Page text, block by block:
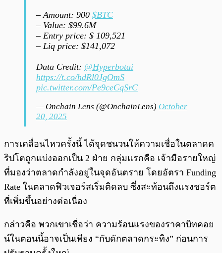
– Amount: 900 $BTC
– Value: $99.6M
– Entry price: $ 109,521
– Liq price: $141,072
Data Credit: @Hyperbotai
https://t.co/hdRl0JgOmS
pic.twitter.com/Pe9ceCqSrC
— Onchain Lens (@OnchainLens) October
20, 2025
การเคลื่อนไหวครั้งนี้ ได้จุดชนวนให้ความเชื่อในตลาดค
ริปโตถูกแบ่งออกเป็น 2 ฝ่าย กลุ่มแรกคือ เจ้ามือรายใหญ่
ที่มองว่าตลาดกำลังอยู่ในจุดอันตราย โดยอัตรา Funding
Rate ในตลาดฟิวเจอร์สเริ่มติดลบ ซึ่งสะท้อนถึงแรงชอร์ต
ที่เพิ่มขึ้นอย่างต่อเนื่อง
กล่าวคือ พวกเขาเชื่อว่า ความร้อนแรงของราคาบิทคอย
น์ในตอนนี้อาจเป็นเพียง “กับดักตลาดกระทิง” ก่อนการ